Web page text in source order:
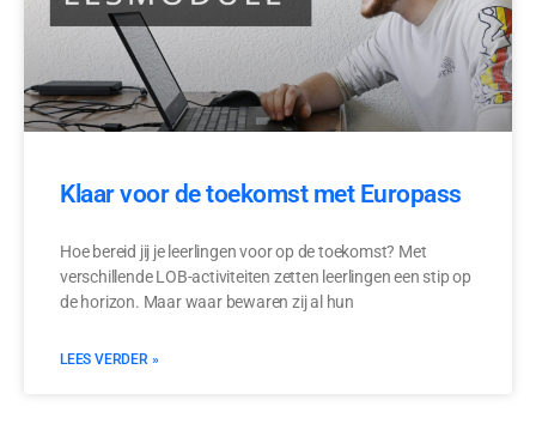
Klaar voor de toekomst met Europass
Hoe bereid jij je leerlingen voor op de toekomst? Met
verschillende LOB-activiteiten zetten leerlingen een stip op
de horizon. Maar waar bewaren zij al hun
LEES VERDER »